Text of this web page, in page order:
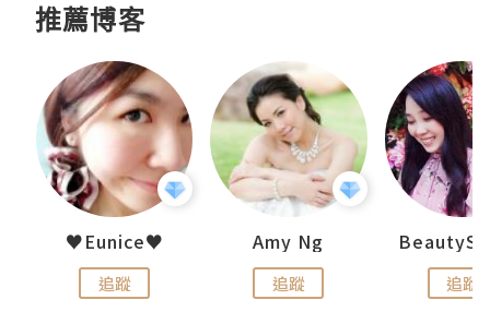
推薦博客
♥Eunice♥
追蹤
Amy Ng
追蹤 追蹤